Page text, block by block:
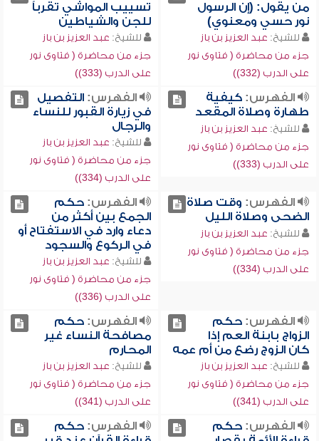
من يقول: (إن الرسول
نور حسي ومعنوي)
للشيخ: عبد العزيز بن باز
جزء من محاضرة ( فتاوى نور
على الدرب (332))
تسييب المواشي تقرباً
للجن والشياطين
للشيخ: عبد العزيز بن باز
جزء من محاضرة ( فتاوى نور
على الدرب (333))
الفهرس:كيفية
طهارة وصلاة المقعد
للشيخ: عبد العزيز بن باز
جزء من محاضرة ( فتاوى نور
على الدرب (333))
الفهرس:التفصيل
في زيارة القبور للنساء
والرجال
للشيخ: عبد العزيز بن باز
جزء من محاضرة ( فتاوى نور
على الدرب (334))
الفهرس: وقت صلاة
الضحى وصلاة الليل
للشيخ: عبد العزيز بن باز
جزء من محاضرة ( فتاوى نور
على الدرب (334))
الفهرس:حكم
الجمع بين أكثر من
دعاء وارد في الاستفتاح أو
في الركوع والسجود
للشيخ: عبد العزيز بن باز
جزء من محاضرة ( فتاوى نور
على الدرب (336))
الفهرس:حكم
الزواج بابنة العم إذا
كان الزوج رضع من أم عمه
للشيخ: عبد العزيز بن باز
جزء من محاضرة ( فتاوى نور
على الدرب (341))
الفهرس:حكم
مصافحة النساء غير
المحارم
للشيخ: عبد العزيز بن باز
جزء من محاضرة ( فتاوى نور
على الدرب (341))
الفهرس:حكم
الفهرس:حكم